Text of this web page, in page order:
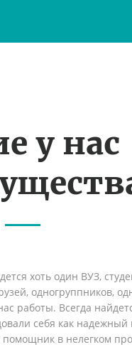
у нас
хоть один ВУЗ,
одногруппников,
работы. Всегда
себя как надежный
в нелегком